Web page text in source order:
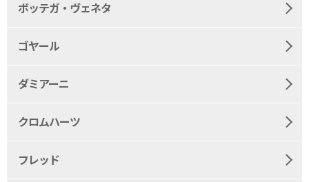
ボッテガ・ヴェネタ
ゴヤール
ダミアーニ
クロムハーツ
フレッド